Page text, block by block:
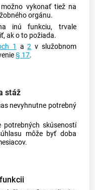
vykonať tiež na
orgánu.
inú funkciu, trvale
ak o to požiada.
1 a2 v služobnom
§ 17.
stáž
nevyhnutne potrebný
potrebných skúseností
môže byť doba